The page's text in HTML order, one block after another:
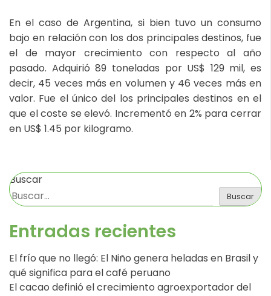
En el caso de Argentina, si bien tuvo un consumo
bajo en relación con los dos principales destinos, fue
el de mayor crecimiento con respecto al año
pasado. Adquirió 89 toneladas por US$ 129 mil, es
decir, 45 veces más en volumen y 46 veces más en
valor. Fue el único del los principales destinos en el
que el coste se elevó. Incrementó en 2% para cerrar
en US$ 1.45 por kilogramo.
Buscar
Buscar
Entradas recientes
El frío que no llegó: El Niño genera heladas en Brasil y
qué significa para el café peruano
El cacao definió el crecimiento agroexportador del